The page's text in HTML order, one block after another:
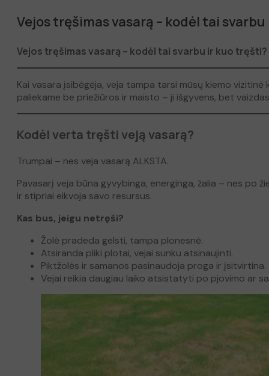
Vejos tręšimas vasarą – kodėl tai
Vejos tręšimas vasarą – kodėl tai svarbu ir kuo tręšti?
Kai vasara įsibėgėja, veja tampa tarsi mūsų kiemo
paliekame be priežiūros ir maisto – ji išgyvens, bet
Kodėl verta tręšti veją vasarą?
Trumpai – nes veja vasarą ALKSTA.
Pavasarį veja būna gyvybinga, energinga, žalia – nes po
ir stipriai eikvoja savo resursus.
Kas bus, jeigu netręši?
Žolė pradeda gelsti, tampa plonesnė.
Atsiranda pliki plotai, vejai sunku atsinaujinti.
Piktžolės ir samanos pasinaudoja proga ir įsitvirtina.
Vejai reikia daugiau laiko atsistatyti po pjovimo ar